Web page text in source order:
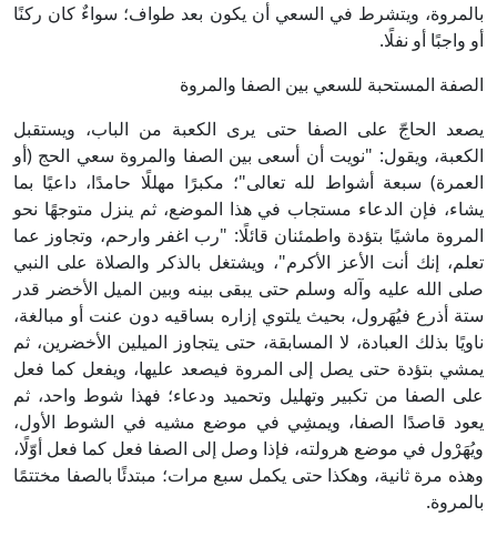
بالمروة، ويتشرط في السعي أن يكون بعد طواف؛ سواءٌ كان ركنًا
أو واجبًا أو نفلًا.
الصفة المستحبة للسعي بين الصفا والمروة
يصعد الحاجّ على الصفا حتى يرى الكعبة من الباب، ويستقبل
الكعبة، ويقول: "نويت أن أسعى بين الصفا والمروة سعي الحج (أو
العمرة) سبعة أشواط لله تعالى"؛ مكبرًا مهللًا حامدًا، داعيًا بما
يشاء، فإن الدعاء مستجاب في هذا الموضع، ثم ينزل متوجهًا نحو
المروة ماشيًا بتؤدة واطمئنان قائلًا: "رب اغفر وارحم، وتجاوز عما
تعلم، إنك أنت الأعز الأكرم"، ويشتغل بالذكر والصلاة على النبي
صلى الله عليه وآله وسلم حتى يبقى بينه وبين الميل الأخضر قدر
ستة أذرع فيُهَرول، بحيث يلتوي إزاره بساقيه دون عنت أو مبالغة،
ناويًا بذلك العبادة، لا المسابقة، حتى يتجاوز الميلين الأخضرين، ثم
يمشي بتؤدة حتى يصل إلى المروة فيصعد عليها، ويفعل كما فعل
على الصفا من تكبير وتهليل وتحميد ودعاء؛ فهذا شوط واحد، ثم
يعود قاصدًا الصفا، ويمشِي في موضع مشيه في الشوط الأول،
ويُهَرْول في موضع هرولته، فإذا وصل إلى الصفا فعل كما فعل أوّلًا،
وهذه مرة ثانية، وهكذا حتى يكمل سبع مرات؛ مبتدئًا بالصفا مختتمًا
بالمروة.